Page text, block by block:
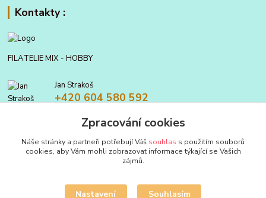
Kontakty :
FILATELIE MIX - HOBBY
Jan Strakoš
+420 604 580 592
filatelie.mix@seznam.czZpracování cookies
Náše stránky a partneři potřebují Váš souhlas s použitím souborů
cookies, aby Vám mohli zobrazovat informace týkající se Vašich
zájmů.
Nastavení Souhlasím